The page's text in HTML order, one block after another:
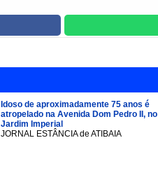
Idoso de aproximadamente 75 anos é
atropelado na Avenida Dom Pedro II, no
Jardim Imperial
JORNAL ESTÂNCIA de ATIBAIA